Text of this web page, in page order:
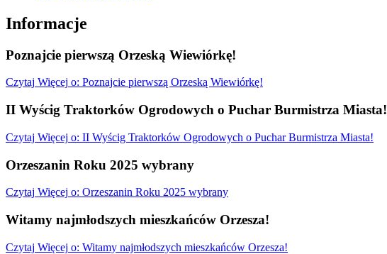
Informacje
Poznajcie pierwszą Orzeską Wiewiórkę!
Czytaj Więcej o: Poznajcie pierwszą Orzeską Wiewiórkę!
II Wyścig Traktorków Ogrodowych o Puchar Burmistrza Miasta!
Czytaj Więcej o: II Wyścig Traktorków Ogrodowych o Puchar Burmistrza Miasta!
Orzeszanin Roku 2025 wybrany
Czytaj Więcej o: Orzeszanin Roku 2025 wybrany
Witamy najmłodszych mieszkańców Orzesza!
Czytaj Więcej o: Witamy najmłodszych mieszkańców Orzesza!